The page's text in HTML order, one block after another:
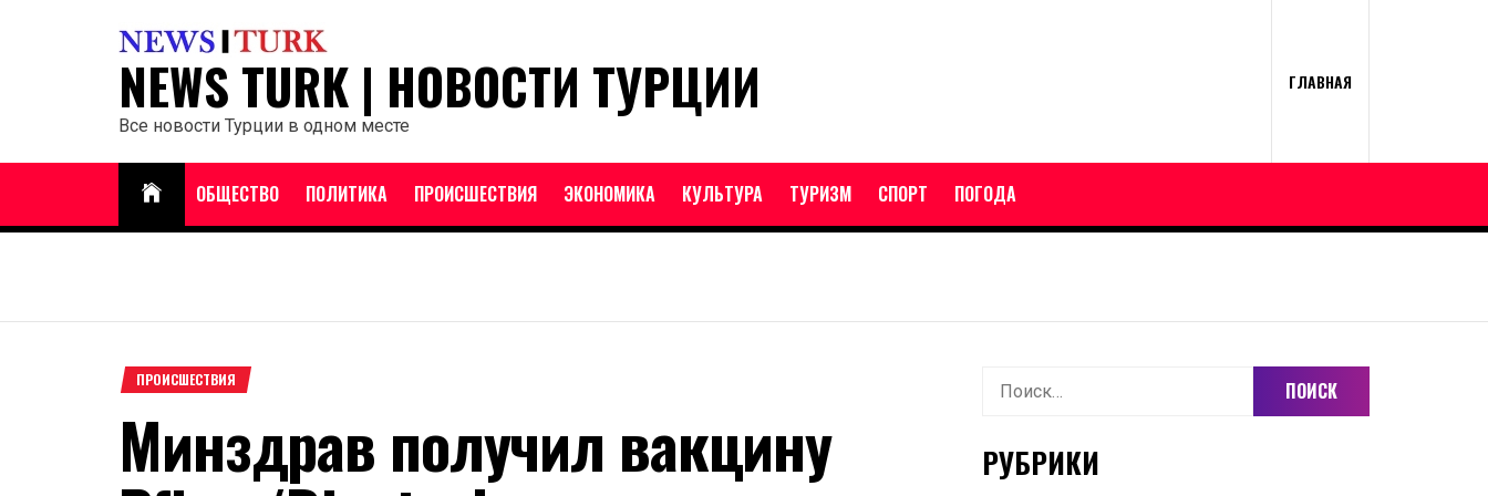
NEWS TURK | НОВОСТИ ТУРЦИИ
Все новости Турции в одном месте
ГЛАВНАЯ
ОБЩЕСТВО ПОЛИТИКА ПРОИСШЕСТВИЯ ЭКОНОМИКА КУЛЬТУРА ТУРИЗМ СПОРТ ПОГОДА
ПРОИСШЕСТВИЯ
Минздрав получил вакцину
Найти:
РУБРИКИ